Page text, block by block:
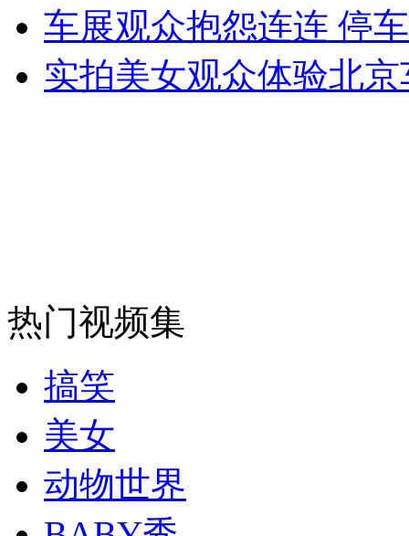
安徽一实载49人客车翻车
车展观众抱怨连连 停
实拍美女观众体验北
热门视频集
搞笑
美女
动物世界